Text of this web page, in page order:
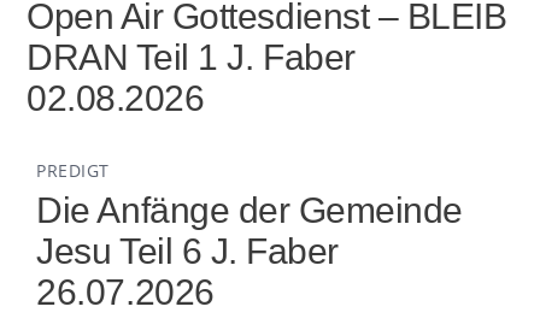
Open Air Gottesdienst – BLEIB
DRAN Teil 1 J. Faber
02.08.2026
PREDIGT
Die Anfänge der Gemeinde
Jesu Teil 6 J. Faber
26.07.2026